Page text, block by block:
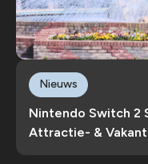
Nintendo Switch 2
Attractie- &
Nieuws